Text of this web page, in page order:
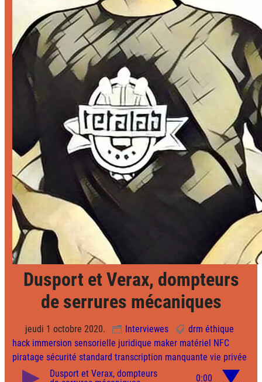
Dusport et Verax, dompteurs
de serrures mécaniques
jeudi 1 octobre 2020. Interviewes drm éthique
hack immersion sensorielle juridique maker matériel NFC
piratage sécurité standard transcription manquante vie privée